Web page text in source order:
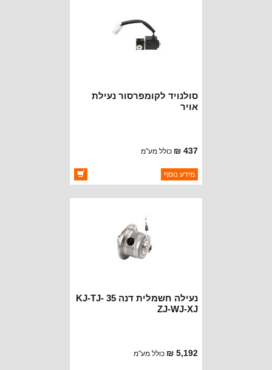
סולנויד לקומפרסור נעילת
אויר
437 ₪ כולל מע"מ
ברקוד: BJ0450
יצרן:OAKMAN OFFROAD
מידע נוסף
נעילה חשמלית דנה 35 KJ-TJ-
ZJ-WJ-XJ
5,192 ₪ כולל מע"מ